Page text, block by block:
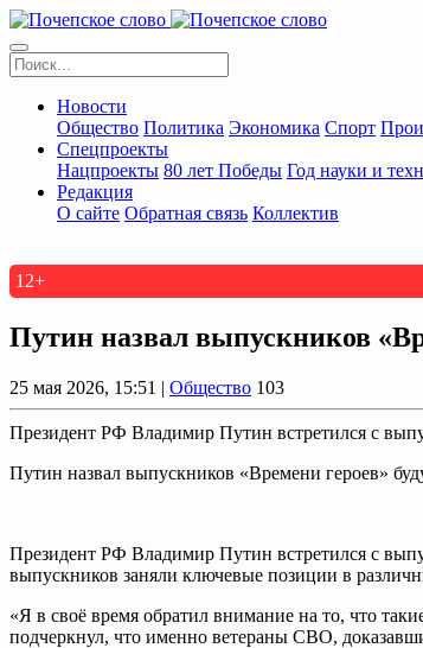
Новости
Общество Политика Экономика Спорт
Спецпроекты
Нацпроекты 80 лет Победы Год науки и
Редакция
О сайте Обратная связь Коллектив
12+
Путин назвал выпускников
25 мая 2026, 15:51 | Общество 103
Президент РФ Владимир Путин встретился с
Путин назвал выпускников «Времени героев»
Президент РФ Владимир Путин встретился с
выпускников заняли ключевые позиции в
«Я в своё время обратил внимание на то, что
подчеркнул, что именно ветераны СВО,